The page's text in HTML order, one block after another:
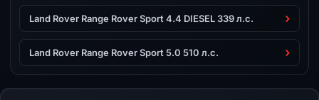
Land Rover Range Rover Sport 4.4 DIESEL 339 л.с.
Land Rover Range Rover Sport 5.0 510 л.с.